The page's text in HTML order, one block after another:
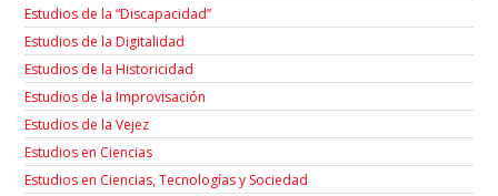
Estudios de la “Discapacidad”
Estudios de la Digitalidad
Estudios de la Historicidad
Estudios de la Improvisación
Estudios de la Vejez
Estudios en Ciencias
Estudios en Ciencias, Tecnologías y Sociedad